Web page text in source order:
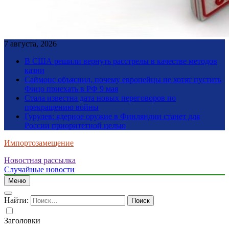
7 августа, 2026
В США решили вернуть расстрелы в качестве методов
казни
Саймонс объяснил, почему европейцы не хотят пустить
Фицо приехать в РФ 9 мая
Стала известна дата новых переговоров по
прекращению войны
Гурулев: ядерное оружие в Финляндии станет для
России приоритетной целью
Импортозамещение
Новостная рассылка
Случайные новости
Меню
Найти:
Заголовки